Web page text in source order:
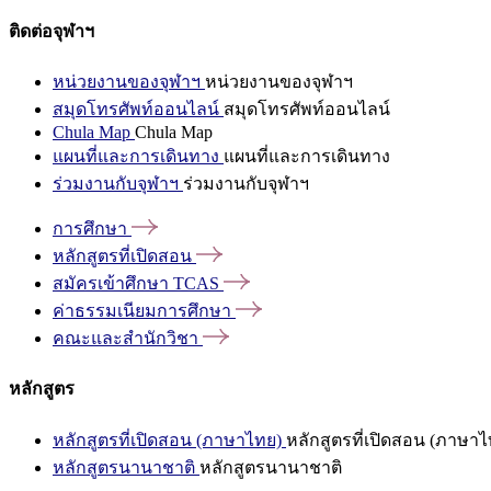
ติดต่อจุฬาฯ
หน่วยงานของจุฬาฯ หน่วยงานของจุฬาฯ
สมุดโทรศัพท์ออนไลน์ สมุดโทรศัพท์ออนไลน์
Chula Map Chula Map
แผนที่และการเดินทาง แผนที่และการเดินทาง
ร่วมงานกับจุฬาฯ ร่วมงานกับจุฬาฯ
การศึกษา
หลักสูตรที่เปิดสอน
สมัครเข้าศึกษา TCAS
ค่าธรรมเนียมการศึกษา
คณะและสำนักวิชา
หลักสูตร
หลักสูตรที่เปิดสอน (ภาษาไทย) หลักสูตรที่เปิดสอน (ภาษาไ
หลักสูตรนานาชาติ หลักสูตรนานาชาติ